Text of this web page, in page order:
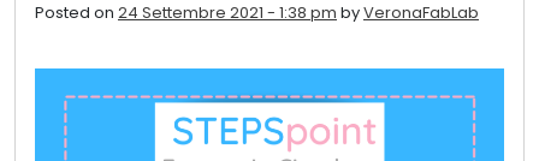
Posted on 24 Settembre 2021 - 1:38 pm byVeronaFabLab